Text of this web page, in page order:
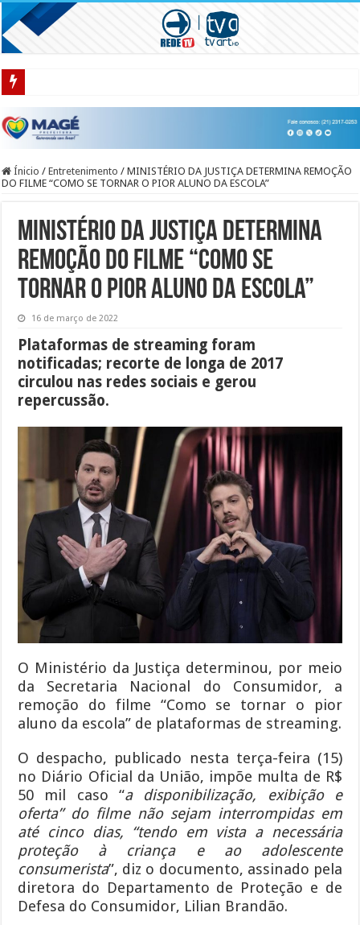
CANDIDATURA DE ANTHONY GAROTINHO AO GOVERNO DO RJ
Ínicio / Entretenimento / MINISTÉRIO DA JUSTIÇA DETERMINA REMOÇÃO
DO FILME “COMO SE TORNAR O PIOR ALUNO DA ESCOLA”
MINISTÉRIO DA JUSTIÇA DETERMINA
REMOÇÃO DO FILME “COMO SE
TORNAR O PIOR ALUNO DA ESCOLA”
16 de março de 2022
Plataformas de streaming foram
notificadas; recorte de longa de 2017
circulou nas redes sociais e gerou
repercussão.
O Ministério da Justiça determinou, por meio
da Secretaria Nacional do Consumidor, a
remoção do filme “Como se tornar o pior
aluno da escola” de plataformas de streaming.
O despacho, publicado nesta terça-feira (15)
no Diário Oficial da União, impõe multa de R$
50 mil caso “a disponibilização, exibição e
oferta” do filme não sejam interrompidas em
até cinco dias, “tendo em vista a necessária
proteção à criança e ao adolescente
consumerista”, diz o documento, assinado pela
diretora do Departamento de Proteção e de
Defesa do Consumidor, Lilian Brandão.